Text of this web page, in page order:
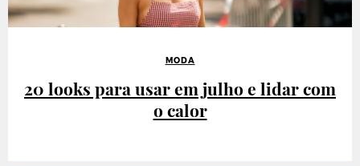
MODA
20 looks para usar em julho e lidar com
o calor